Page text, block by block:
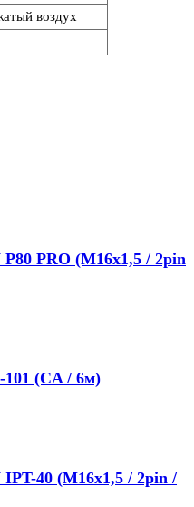
воздух
PRO (M16x1,5 / 2pin
101 (CA / 6м)
40 (M16x1,5 / 2pin /